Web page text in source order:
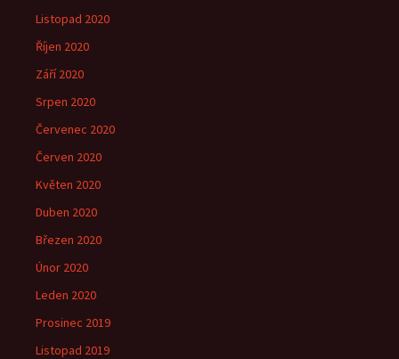
Listopad 2020
Říjen 2020
Září 2020
Srpen 2020
Červenec 2020
Červen 2020
Květen 2020
Duben 2020
Březen 2020
Únor 2020
Leden 2020
Prosinec 2019
Listopad 2019